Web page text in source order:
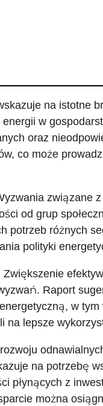
na istotne
w
oraz
co może
związane
od grup
potrzeb różnych
polityki
Raport
w
na lepsze
na potrzebę
płynących z
można